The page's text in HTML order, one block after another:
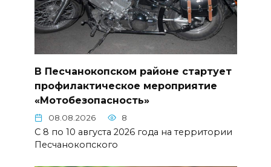
В Песчанокопском районе стартует
профилактическое мероприятие
«Мотобезопасность»
08.08.2026 8
С 8 по 10 августа 2026 года на территории
Песчанокопского